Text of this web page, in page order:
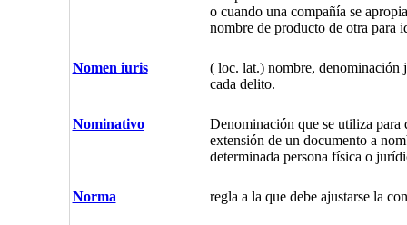
o cuando una compañía se
nombre de producto de otra para
Nomen iuris
( loc. lat.) nombre, denominación
cada delito.
Nominativo
Denominación que se utiliza para
extensión de un documento a
determinada persona física o
Norma regla a la que debe ajustarse la